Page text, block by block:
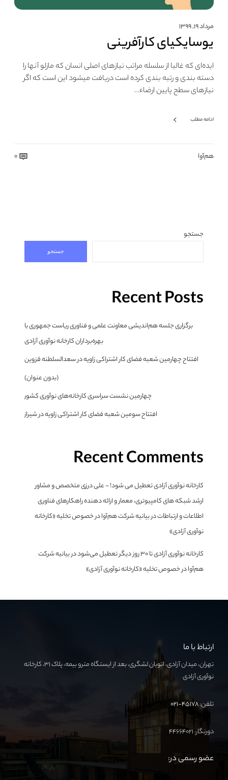
مرداد ۱۹, ۱۳۹۹
یوسایکیای کارآفرینی
ایده‌ای که غالبا از سلسله مراتب نیازهای اصلی انسان که مازلو آنها را
دسته بندی و رتبه بندی کرده است دریافت میشود این است که اگر
نیازهای سطح پایین ارضاء…
ادامه مطلب
هم‌آوا 0
جستجو
جستجو
Recent Posts
برگزاری جلسه هم‌اندیشی معاونت علمی و فناوری ریاست جمهوری با
بهره‌برداران کارخانه نوآوری آزادی
افتتاح چهارمین شعبه فضای کار اشتراکی زاویه در سعدالسلطنه قزوین
(بدون عنوان)
چهارمین نشست سراسری کارخانه‌های نوآوری کشور
افتتاح سومین شعبه فضای کار اشتراکی زاویه در شیراز
Recent Comments
کارخانه نوآوری آزادی تعطیل می شود! - علی درزی متخصص و مشاور
ارشد شبکه های کامپیوتری، معمار و ارائه دهنده راهکارهای فناوری
اطلاعات و ارتباطاتدربیانیه شرکت هم‌آوا در خصوص تخلیه «کارخانه
نوآوری آزادی»
کارخانه نوآوری آزادی تا ۳۰ روز دیگر تعطیل می‌شود دربیانیه شرکت
هم‌آوا در خصوص تخلیه «کارخانه نوآوری آزادی»
ارتباط با ما
تهران، میدان آزادی، اتوبان لشگری، بعد از ایستگاه مترو بیمه، پلاک ۳۱، کارخانه
نوآوری آزادی
تلفن:۴۵۱۷۸-۰۲۱
دورنگار: ۴۴۶۶۴۰۲۱
عضو رسمی در: